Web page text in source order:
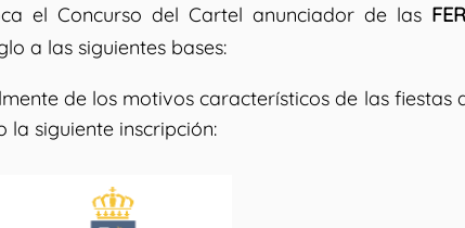
el Concurso del Cartel anunciador de las
a las siguientes bases:
de los motivos característicos de las fiestas
la siguiente inscripción: